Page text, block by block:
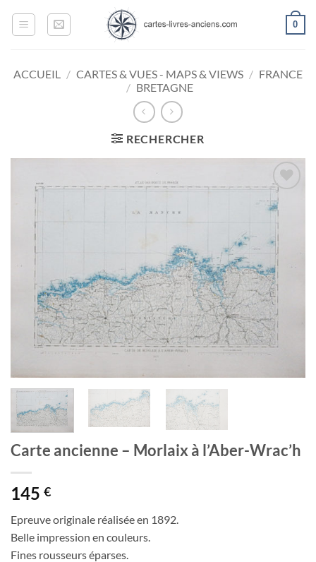
0
ACCUEIL / CARTES & VUES - MAPS & VIEWS / FRANCE
/ BRETAGNE
RECHERCHER
Ajouter
à la
wishlist
Carte ancienne – Morlaix à l’Aber-Wrac’h
145 €
Epreuve originale réalisée en 1892.
Belle impression en couleurs.
Fines rousseurs éparses.